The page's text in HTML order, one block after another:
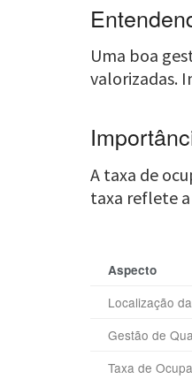
Uma boa
valorizadas.
A taxa de
taxa reflete
Aspecto
Localização
Gestão de
Taxa de